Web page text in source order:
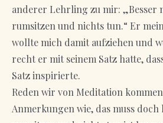
anderer Lehrling zu mir: „Besser
rumsitzen und nichts tun.“ Er
wollte mich damit aufziehen und
recht er mit seinem Satz hatte,
Satz inspirierte.
Reden wir von Meditation
Anmerkungen wie, das muss doch